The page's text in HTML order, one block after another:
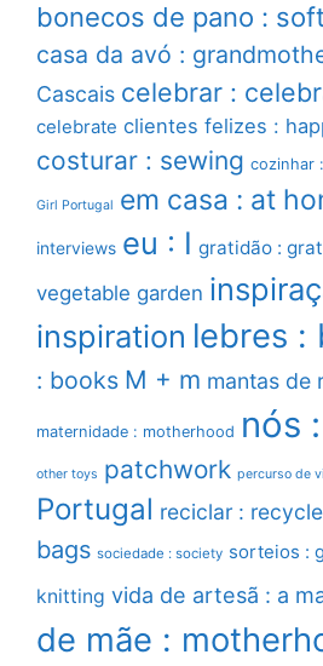
bonecos de pano :
casa da avó :
Cascais celebrar :
celebrate clientes felizes :
costurar : sewing cozinhar
Girl Portugal em casa : at
interviews eu : I gratidão :
vegetable garden
inspiration lebres :
: books M + m mantas de
maternidade : motherhood nós
other toys patchwork percurso de
Portugal reciclar : recycle
bags sociedade : society sorteios :
knitting vida de artesã : a
de mãe :